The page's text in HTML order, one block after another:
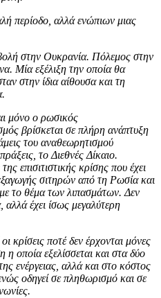
περίοδο, αλλά ενώπιων μιας
στην Ουκρανία. Πόλεμος στην
Μία εξέλιξη την οποία θα
στην ίδια αίθουσα και τη
μόνο ο ρωσικός
βρίσκεται σε πλήρη ανάπτυξη
του αναθεωρητισμού
το Διεθνές Δίκαιο.
επισιτιστικής κρίσης που έχει
σιτηρών από τη Ρωσία και
το θέμα των λιπασμάτων. Δεν
αλλά έχει ίσως μεγαλύτερη
κρίσεις ποτέ δεν έρχονται μόνες
η οποία εξελίσσεται και στα δύο
ενέργειας, αλλά και στο κόστος
οδηγεί σε πληθωρισμό και σε